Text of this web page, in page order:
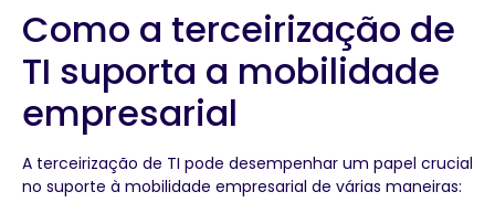
Como a terceirização de
TI suporta a mobilidade
empresarial
A terceirização de TI pode desempenhar um papel crucial
no suporte à mobilidade empresarial de várias maneiras: